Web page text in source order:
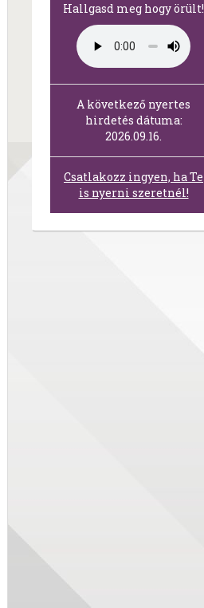
Hallgasd meg hogy örült!
A következő nyertes
hirdetés dátuma:
2026.09.16.
Csatlakozz ingyen, ha Te
is nyerni szeretnél!